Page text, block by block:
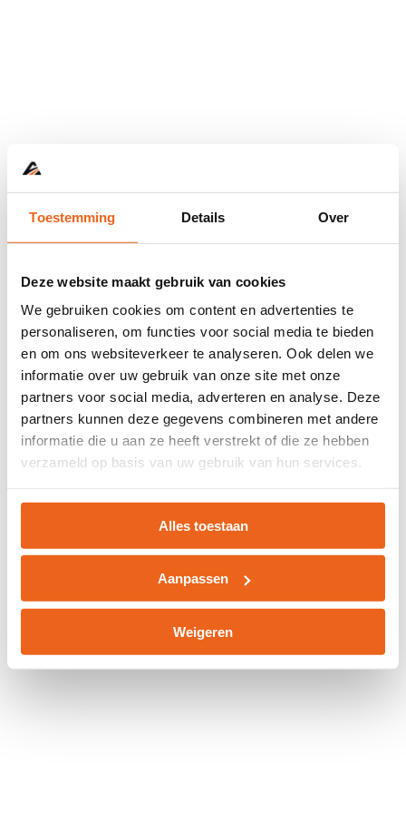
Toestemming Details Over
Deze website maakt gebruik van cookies
We gebruiken cookies om content en advertenties te
personaliseren, om functies voor social media te bieden
en om ons websiteverkeer te analyseren. Ook delen we
informatie over uw gebruik van onze site met onze
partners voor social media, adverteren en analyse. Deze
partners kunnen deze gegevens combineren met andere
informatie die u aan ze heeft verstrekt of die ze hebben
verzameld op basis van uw gebruik van hun services.
Alles toestaan
Aanpassen
Weigeren
Application error: a client-side exception has occurred while
loadingwww.abd.nl(see the browser consolefor more
information).